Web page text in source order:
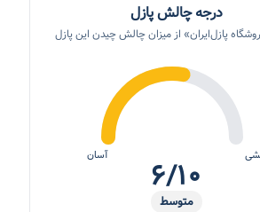
درجه چالش پازل
پازل‌ایران» از میزان چالش چیدن این پازل
آسان
۶/۱۰
متوسط